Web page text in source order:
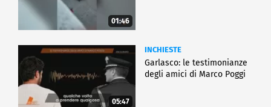
01:46
05:47
INCHIESTE
Garlasco: le testimonianze
degli amici di Marco Poggi